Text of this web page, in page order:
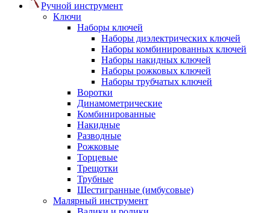
Ручной инструмент
Ключи
Наборы ключей
Наборы диэлектрических ключей
Наборы комбинированных ключей
Наборы накидных ключей
Наборы рожковых ключей
Наборы трубчатых ключей
Воротки
Динамометрические
Комбинированные
Накидные
Разводные
Рожковые
Торцевые
Трещотки
Трубные
Шестигранные (имбусовые)
Малярный инструмент